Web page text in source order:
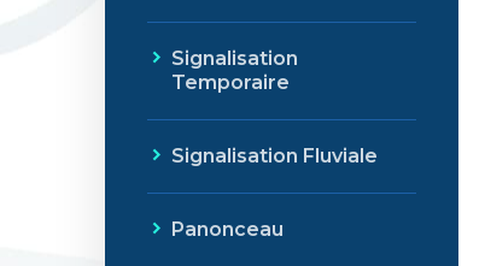
Signalisation
Temporaire
Signalisation Fluviale
Panonceau